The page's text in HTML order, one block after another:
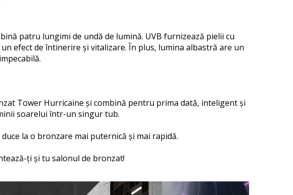
patru lungimi de undă de lumină. UVB furnizează pielii cu
efect de întinerire și vitalizare. În plus, lumina albastră are un
Tower Hurricaine și combină pentru prima dată, inteligent și
soarelui într-un singur tub.
la o bronzare mai puternică și mai rapidă.
ți și tu salonul de bronzat!